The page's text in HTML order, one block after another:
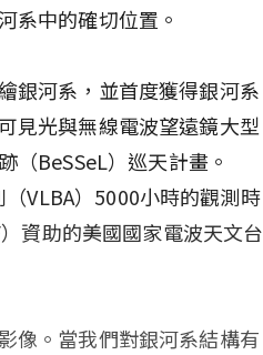
系中的確切位置。
銀河系，並首度獲得銀河系
見光與無線電波望遠鏡大型
（BeSSeL）巡天計畫。
VLBA）5000小時的觀測時
資助的美國國家電波天文台
像。當我們對銀河系結構有